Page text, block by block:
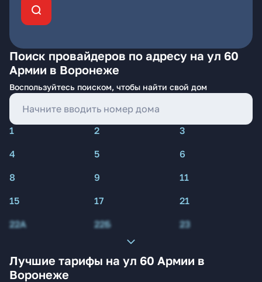
Поиск провайдеров по адресу на ул 60
Армии в Воронеже
Воспользуйтесь поиском, чтобы найти свой дом
1 2
3
4
5
6
8
9
11
15
17
21
22А
22Б 23
Лучшие тарифы на ул 60 Армии в
Воронеже